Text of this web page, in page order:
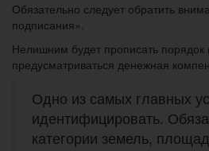
Обязательно следует обратить
подписания».
Нелишним будет прописать
предусматриваться денежная
Одно из самых главных
идентифицировать.
категории земель,